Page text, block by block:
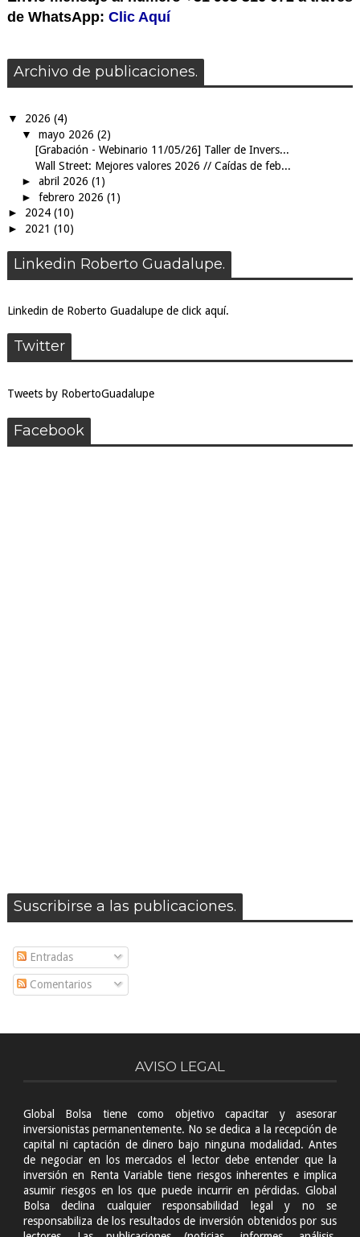
de WhatsApp: Clic Aquí
Archivo de publicaciones.
▼ 2026 (4)
▼ mayo 2026 (2)
[Grabación - Webinario 11/05/26] Taller de Invers...
Wall Street: Mejores valores 2026 // Caídas de feb...
► abril 2026 (1)
► febrero 2026 (1)
► 2024 (10)
► 2021 (10)
Linkedin Roberto Guadalupe.
Linkedin de Roberto Guadalupe de click aquí.
Twitter
Tweets by RobertoGuadalupe
Facebook
Suscribirse a las publicaciones.
Entradas
Comentarios
AVISO LEGAL
Global Bolsa tiene como objetivo capacitar y asesorar
inversionistas permanentemente. No se dedica a la recepción de
capital ni captación de dinero bajo ninguna modalidad. Antes
de negociar en los mercados el lector debe entender que la
inversión en Renta Variable tiene riesgos inherentes e implica
asumir riesgos en los que puede incurrir en pérdidas. Global
Bolsa declina cualquier responsabilidad legal y no se
responsabiliza de los resultados de inversión obtenidos por sus